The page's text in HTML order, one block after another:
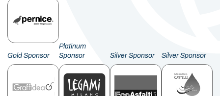
Gold Sponsor
Platinum
Sponsor
Silver Sponsor Silver Sponsor